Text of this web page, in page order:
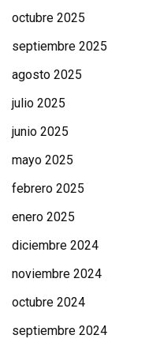
octubre 2025
septiembre 2025
agosto 2025
julio 2025
junio 2025
mayo 2025
febrero 2025
enero 2025
diciembre 2024
noviembre 2024
octubre 2024
septiembre 2024